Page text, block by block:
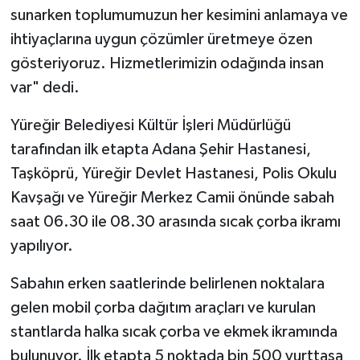
sunarken toplumumuzun her kesimini anlamaya ve
ihtiyaçlarına uygun çözümler üretmeye özen
gösteriyoruz. Hizmetlerimizin odağında insan
var" dedi.
Yüreğir Belediyesi Kültür İşleri Müdürlüğü
tarafından ilk etapta Adana Şehir Hastanesi,
Taşköprü, Yüreğir Devlet Hastanesi, Polis Okulu
Kavşağı ve Yüreğir Merkez Camii önünde sabah
saat 06.30 ile 08.30 arasında sıcak çorba ikramı
yapılıyor.
Sabahın erken saatlerinde belirlenen noktalara
gelen mobil çorba dağıtım araçları ve kurulan
stantlarda halka sıcak çorba ve ekmek ikramında
bulunuyor. İlk etapta 5 noktada bin 500 yurttaşa